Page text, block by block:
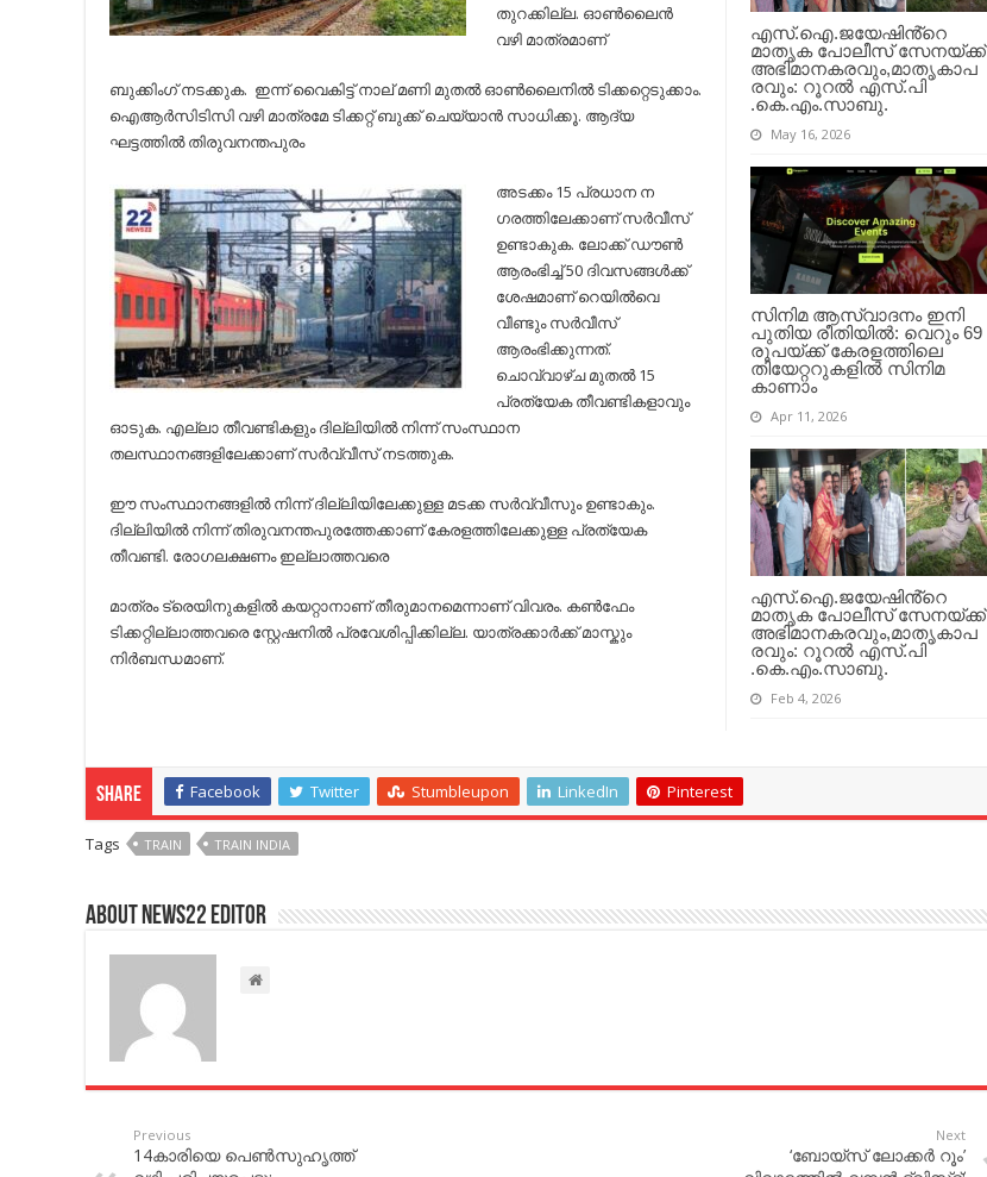
എസ്.ഐ.ജയേഷിൻ്റെ
മാതൃക പോലീസ് സേനയ്ക്ക്
അഭിമാനകരവും,മാതൃകാപ
രവും: റൂറൽ എസ്.പി
.കെ.എം.സാബു.
May 16, 2026
സിനിമ ആസ്വാദനം ഇനി
പുതിയ രീതിയിൽ: വെറും 69
രൂപയ്ക്ക് കേരളത്തിലെ
തിയേറ്ററുകളിൽ സിനിമ
കാണാം
Apr 11, 2026
എസ്.ഐ.ജയേഷിൻ്റെ
മാതൃക പോലീസ് സേനയ്ക്ക്
അഭിമാനകരവും,മാതൃകാപ
രവും: റൂറൽ എസ്.പി
.കെ.എം.സാബു.
Feb 4, 2026
തുറക്കില്ല. ഓണ്‍ലൈന്‍
വഴി മാത്രമാണ്
ബുക്കിം​ഗ് നടക്കുക. ഇന്ന് വൈകിട്ട് നാല് മണി മുതല്‍ ഓണ്‍ലൈനില്‍ ടിക്കറ്റെടുക്കാം.
ഐആര്‍സിടിസി വഴി മാത്രമേ ടിക്കറ്റ് ബുക്ക് ചെയ്യാന്‍ സാധിക്കൂ. ആദ്യ
ഘട്ടത്തില്‍ തിരുവനന്തപുരം
അടക്കം 15 പ്രധാന ന​
ഗരത്തിലേക്കാണ് സര്‍വീസ്
ഉണ്ടാകുക. ലോക്ക് ഡൗണ്‍
ആരംഭിച്ച്‌ 50 ദിവസങ്ങള്‍ക്ക്
ശേഷമാണ് റെയില്‍വെ
വീണ്ടും സര്‍വീസ്
ആരംഭിക്കുന്നത്.
ചൊവ്വാഴ്ച മുതല്‍ 15
പ്രത്യേക തീവണ്ടികളാവും
ഓടുക. എല്ലാ തീവണ്ടികളും ദില്ലിയില്‍ നിന്ന് സംസ്ഥാന
തലസ്ഥാനങ്ങളിലേക്കാണ് സര്‍വ്വീസ് നടത്തുക.
ഈ സംസ്ഥാനങ്ങളില്‍ നിന്ന് ദില്ലിയിലേക്കുള്ള മടക്ക സര്‍വ്വീസും ഉണ്ടാകും.
ദില്ലിയില്‍ നിന്ന് തിരുവനന്തപുരത്തേക്കാണ് കേരളത്തിലേക്കുള്ള പ്രത്യേക
തീവണ്ടി. രോഗലക്ഷണം ഇല്ലാത്തവരെ
മാത്രം ട്രെയിനുകളില്‍ കയറ്റാനാണ് തീരുമാനമെന്നാണ് വിവരം. കണ്‍ഫേം
ടിക്കറ്റില്ലാത്തവരെ സ്റ്റേഷനില്‍ പ്രവേശിപ്പിക്കില്ല. യാത്രക്കാര്‍ക്ക് മാസ്കും
നിര്‍ബന്ധമാണ്.
Share Facebook Twitter Stumbleupon LinkedIn Pinterest
Tags TRAIN TRAIN INDIA
About NEWS22 EDITOR
Previous
14കാരിയെ പെണ്‍സുഹൃത്ത്
Next
‘ബോയ്​സ്​ ലോക്കര്‍ റൂം’